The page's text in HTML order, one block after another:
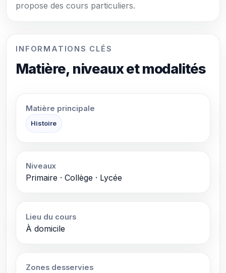
propose des cours particuliers.
INFORMATIONS CLÉS
Matière, niveaux et modalités
Matière principale
Histoire
Niveaux
Primaire · Collège · Lycée
Lieu du cours
À domicile
Zones desservies